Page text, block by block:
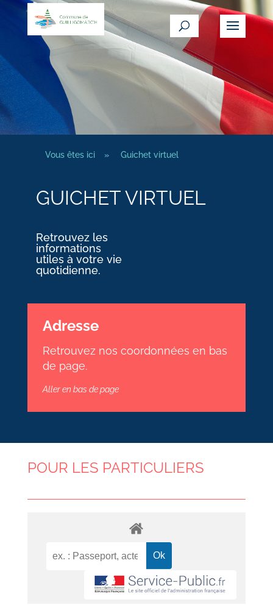
Vous êtes ici » Guichet virtuel
GUICHET VIRTUEL
Retrouvez les
informations
utiles à votre vie
quotidienne.
Adresse
Retrouvez nos coordonnées en bas
de page.
Aller en bas de page
POUR LES PARTICULIERS